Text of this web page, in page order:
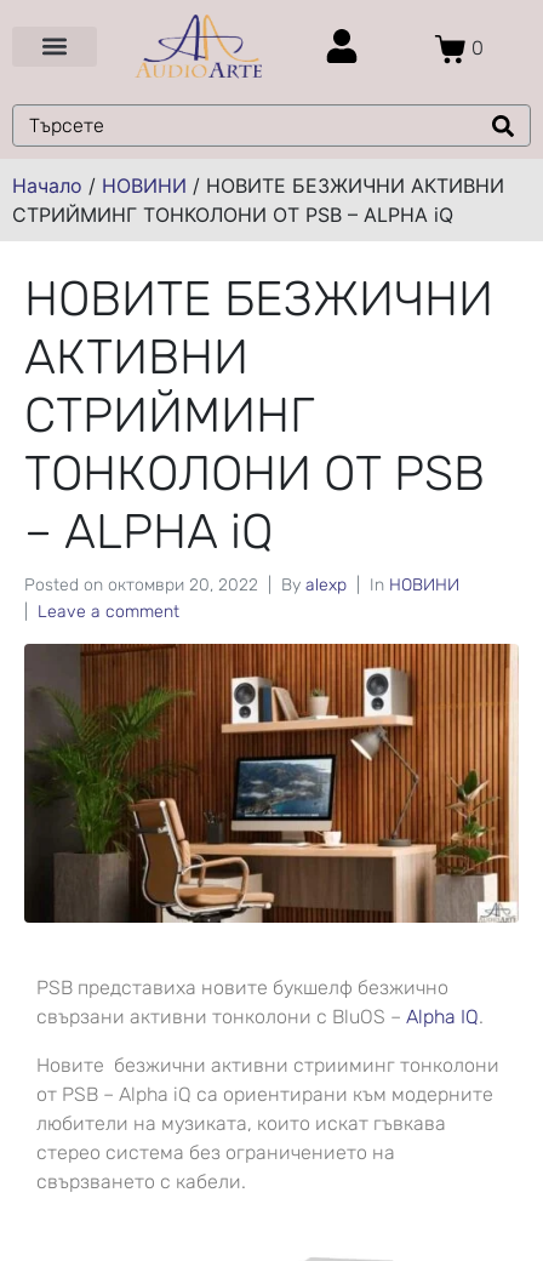
0
Начало / НОВИНИ / НОВИТЕ БЕЗЖИЧНИ АКТИВНИ
СТРИЙМИНГ ТОНКОЛОНИ ОТ PSB – ALPHA iQ
НОВИТЕ БЕЗЖИЧНИ
АКТИВНИ
СТРИЙМИНГ
ТОНКОЛОНИ ОТ PSB
– ALPHA iQ
Posted on октомври 20, 2022 By alexp In НОВИНИ
Leave a comment
PSB представиха новите букшелф безжично
свързани активни тонколони с BluOS – Alpha IQ.
Новите безжични активни стрииминг тонколони
от PSB – Alpha iQ са ориентирани към модерните
любители на музиката, които искат гъвкава
стерео система без ограничението на
свързването с кабели.